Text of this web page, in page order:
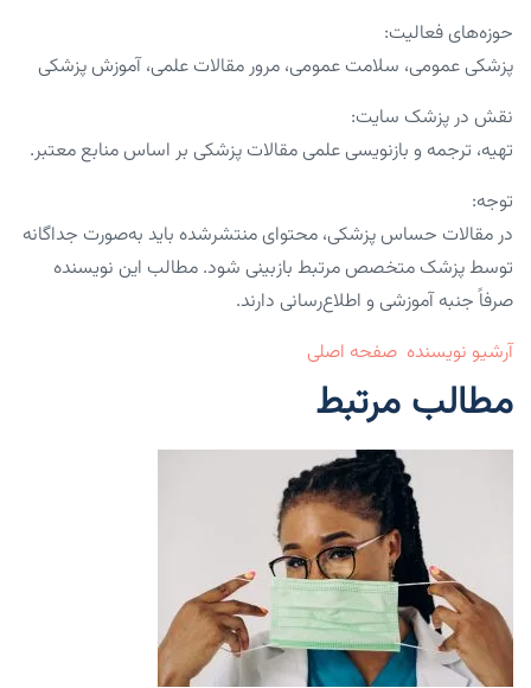
حوزه‌های فعالیت:
پزشکی عمومی، سلامت عمومی، مرور مقالات علمی، آموزش پزشکی
نقش در پزشک سایت:
تهیه، ترجمه و بازنویسی علمی مقالات پزشکی بر اساس منابع معتبر.
توجه:
در مقالات حساس پزشکی، محتوای منتشرشده باید به‌صورت جداگانه
توسط پزشک متخصص مرتبط بازبینی شود. مطالب این نویسنده
صرفاً جنبه آموزشی و اطلاع‌رسانی دارند.
آرشیو نویسنده صفحه اصلی
مطالب مرتبط